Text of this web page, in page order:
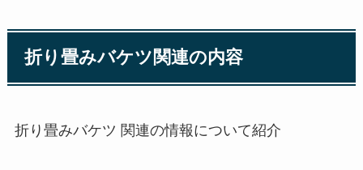
折り畳みバケツ関連の内容
折り畳みバケツ 関連の情報について紹介